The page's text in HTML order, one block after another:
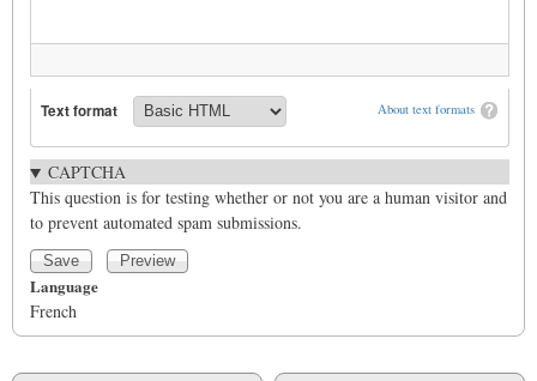
About text formats
Text format
CAPTCHA
This question is for testing whether or not you are a human visitor and
to prevent automated spam submissions.
Language
French